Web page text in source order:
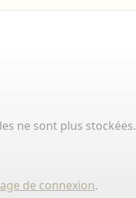
ne sont plus stockées.
de connexion.